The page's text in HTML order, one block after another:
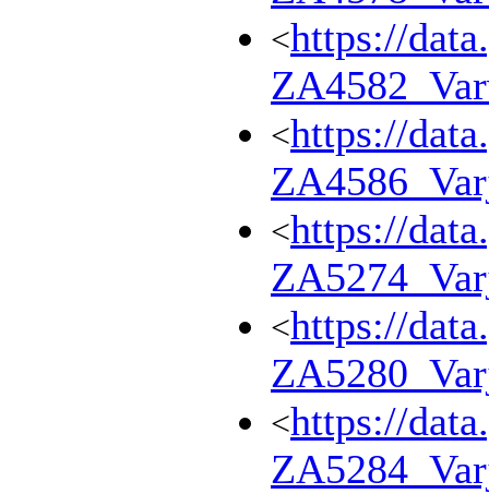
<https://
<https://
<https://
<https://
<https://